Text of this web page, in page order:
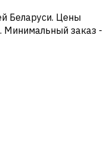
Беларуси. Цены
Минимальный заказ -